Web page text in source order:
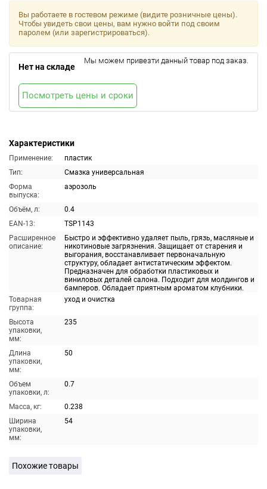
Характеристики
Применение:
пластик
Тип:
Смазка универсальная
Форма
выпуска:
аэрозоль
Объём, л:
0.4
EAN-13:
TSP1143
Расширенное
описание:
Быстро и эффективно удаляет пыль, грязь, масляные и
никотиновые загрязнения. Защищает от старения и
выгорания, восстанавливает первоначальную
структуру, обладает антистатическим эффектом.
Предназначен для обработки пластиковых и
виниловых деталей салона. Подходит для молдингов и
бамперов. Обладает приятным ароматом клубники.
Товарная
группа:
уход и очистка
Высота
упаковки,
мм:
235
Длина
упаковки,
мм:
50
Объем
упаковки, л:
0.7
Масса, кг:
0.238
Ширина
упаковки,
мм:
54
Вы работаете в гостевом режиме (видите розничные цены).
Чтобы увидеть свои цены, вам нужно войти под своим
паролем (или зарегистрироваться).
Нет на складе
Мы можем привезти данный товар под заказ.
Посмотреть цены и сроки
Похожие товары